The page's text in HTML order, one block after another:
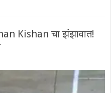
Kishan चा झंझावात!